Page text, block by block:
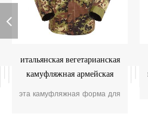
итальянская вегетарианская
камуфляжная армейская
боевая форма
эта камуфляжная форма для